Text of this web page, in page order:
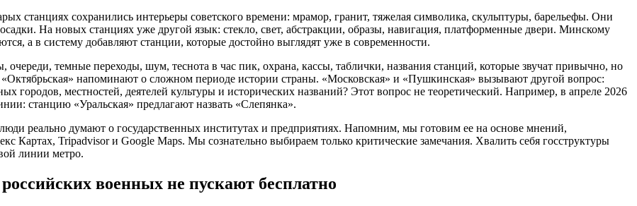
станциях сохранились интерьеры советского времени: мрамор, гранит, тяжелая символика, скульптуры, барельефы. Они
На новых станциях уже другой язык: стекло, свет, абстракции, образы, навигация, платформенные двери. Минскому
а в систему добавляют станции, которые достойно выглядят уже в современности.
темные переходы, шум, теснота в час пик, охрана, кассы, таблички, названия станций, которые звучат привычно, но
напоминают о сложном периоде истории страны. «Московская» и «Пушкинская» вызывают другой вопрос:
городов, местностей, деятелей культуры и исторических названий? Этот вопрос не теоретический. Например, в апреле 2026
станцию «Уральская» предлагают назвать «Слепянка».
реально думают о государственных институтах и предприятиях. Напомним, мы готовим ее на основе мнений,
Картах, Tripadvisor и Google Maps. Мы сознательно выбираем только критические замечания. Хвалить себя госструктуры
линии метро.
военных не пускают бесплатно